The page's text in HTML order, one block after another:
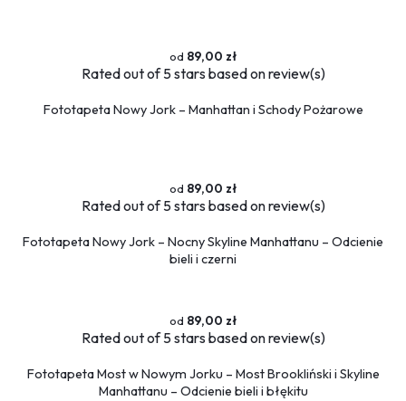
Fototapety okrągłe
89,00 zł
Ratedout of 5 stars based onreview(s)
Fototapeta Nowy Jork – Manhattan i Schody Pożarowe
89,00 zł
Ratedout of 5 stars based onreview(s)
Fototapeta Nowy Jork – Nocny Skyline Manhattanu – Odcienie
bieli i czerni
89,00 zł
Ratedout of 5 stars based onreview(s)
Fototapeta Most w Nowym Jorku – Most Brookliński i Skyline
Manhattanu – Odcienie bieli i błękitu